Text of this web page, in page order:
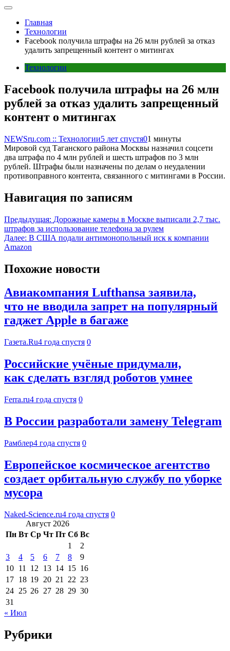
Главная
Технологии
Facebook получила штрафы на 26 млн рублей за отказ
удалить запрещенный контент о митингах
Технологии
Facebook получила штрафы на 26 млн
рублей за отказ удалить запрещенный
контент о митингах
NEWSru.com :: Технологии5 лет спустя01 минуты
Мировой суд Таганского района Москвы назначил соцсети
два штрафа по 4 млн рублей и шесть штрафов по 3 млн
рублей. Штрафы были назначены по делам о неудалении
противоправного контента, связанного с митингами в России.
Навигация по записям
Предыдущая: Дорожные камеры в Москве выписали 2,7 тыс.
штрафов за использование телефона за рулем
Далее: В США подали антимонопольный иск к компании
Amazon
Похожие новости
Авиакомпания Lufthansa заявила,
что не вводила запрет на популярный
гаджет Apple в багаже
Газета.Ru4 года спустя 0
Российские учёные придумали,
как сделать взгляд роботов умнее
Ferra.ru4 года спустя 0
В России разработали замену Telegram
Рамблер4 года спустя 0
Европейское космическое агентство
создает орбитальную службу по уборке
мусора
Naked-Science.ru4 года спустя 0
Август 2026
Пн Вт Ср Чт Пт Сб Вс
1
2
3
4 5 6 7 8
9
10 11 12 13 14 15 16
17 18 19 20 21 22 23
24 25 26 27 28 29 30
31
« Июл
Рубрики